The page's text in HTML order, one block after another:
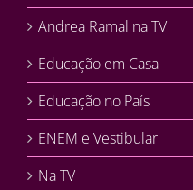
Andrea Ramal na TV
Educação em Casa
Educação no País
ENEM e Vestibular
Na TV